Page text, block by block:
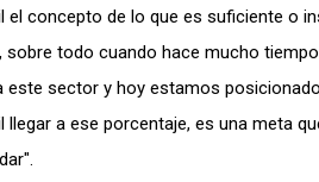
el concepto de lo que es suficiente o
sobre todo cuando hace mucho
este sector y hoy estamos
llegar a ese porcentaje, es una meta